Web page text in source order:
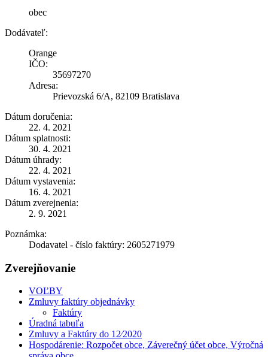
obec
Dodávateľ:
Orange
IČO:
35697270
Adresa:
Prievozská 6/A, 82109 Bratislava
Dátum doručenia:
22. 4. 2021
Dátum splatnosti:
30. 4. 2021
Dátum úhrady:
22. 4. 2021
Dátum vystavenia:
16. 4. 2021
Dátum zverejnenia:
2. 9. 2021
Poznámka:
Dodavatel - číslo faktúry: 2605271979
Zverejňovanie
VOĽBY
Zmluvy faktúry objednávky
Faktúry
Úradná tabuľa
Zmluvy a Faktúry do 12⁄2020
Hospodárenie: Rozpočet obce, Záverečný účet obce, Výročná